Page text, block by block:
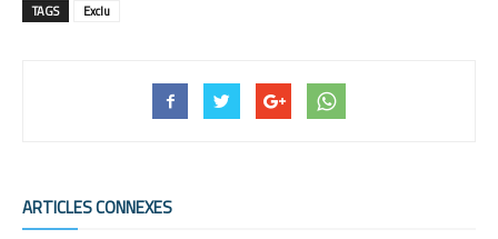
TAGS Exclu
ARTICLES CONNEXES